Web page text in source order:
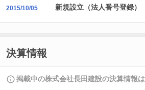
2015/10/05 新規設立（法人番号登録）
決算情報
掲載中の株式会社長田建設の決算情報は